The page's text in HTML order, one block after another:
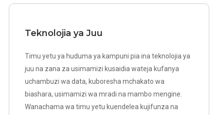
Teknolojia ya Juu
Timu yetu ya huduma ya kampuni pia ina teknolojia ya
juu na zana za usimamizi kusaidia wateja kufanya
uchambuzi wa data, kuboresha mchakato wa
biashara, usimamizi wa mradi na mambo mengine.
Wanachama wa timu yetu kuendelea kujifunza na